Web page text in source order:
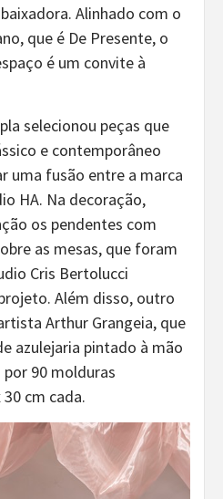
Alinhado com o
que é De Presente, o
é um convite à
selecionou peças que
e contemporâneo
uma fusão entre a marca
HA. Na decoração,
os pendentes com
as mesas, que foram
Cris Bertolucci
Além disso, outro
Arthur Grangeia, que
azulejaria pintado à mão
90 molduras
cm cada.